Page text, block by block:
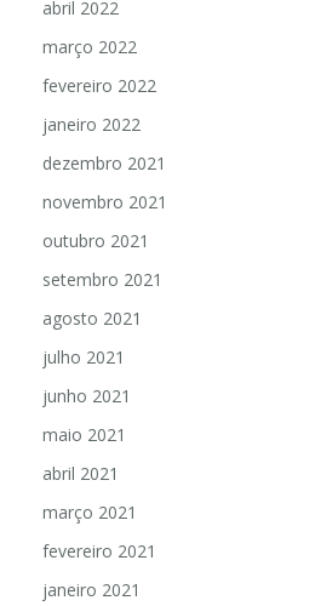
abril 2022
março 2022
fevereiro 2022
janeiro 2022
dezembro 2021
novembro 2021
outubro 2021
setembro 2021
agosto 2021
julho 2021
junho 2021
maio 2021
abril 2021
março 2021
fevereiro 2021
janeiro 2021